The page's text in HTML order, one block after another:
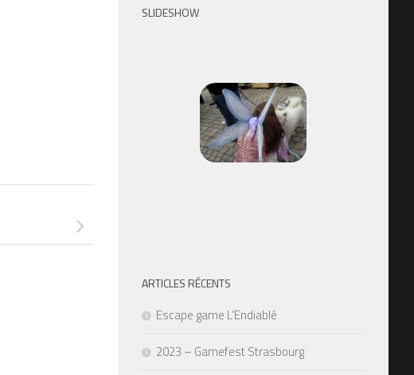
SLIDESHOW
ARTICLES RÉCENTS
Escape game L’Endiablé
2023 – Gamefest Strasbourg